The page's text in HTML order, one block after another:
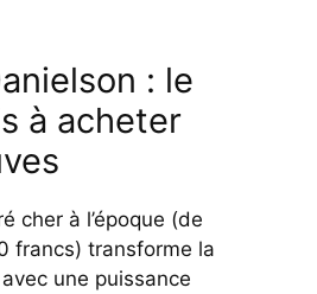
: le
à acheter
cher à l’époque (de
francs) transforme la
une puissance